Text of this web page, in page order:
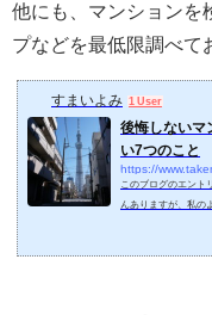
他にも、マンションを
プなどを最低限調べて
すまいよみ 1 User
後悔しないマ
い7つのこと
https://
このブログのエント
んありますが、私の